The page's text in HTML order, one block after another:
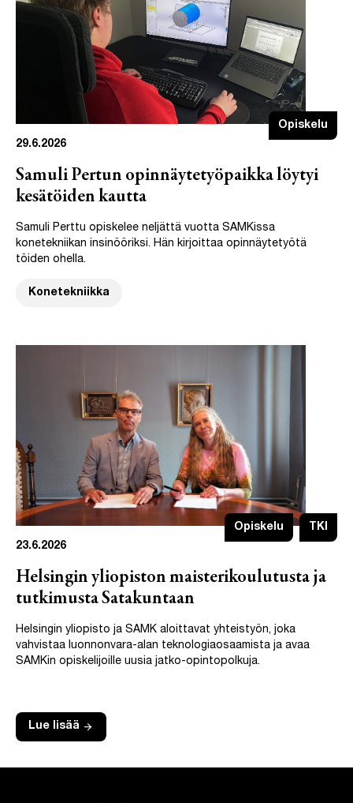
Opiskelu
29.6.2026
Samuli Pertun opinnäytetyöpaikka löytyi
kesätöiden kautta
Samuli Perttu opiskelee neljättä vuotta SAMKissa
konetekniikan insinööriksi. Hän kirjoittaa opinnäytetyötä
töiden ohella.
Konetekniikka
Opiskelu
TKI
23.6.2026
Helsingin yliopiston maisterikoulutusta ja
tutkimusta Satakuntaan
Helsingin yliopisto ja SAMK aloittavat yhteistyön, joka
vahvistaa luonnonvara-alan teknologiaosaamista ja avaa
SAMKin opiskelijoille uusia jatko-opintopolkuja.
Lue lisää arrow_forward